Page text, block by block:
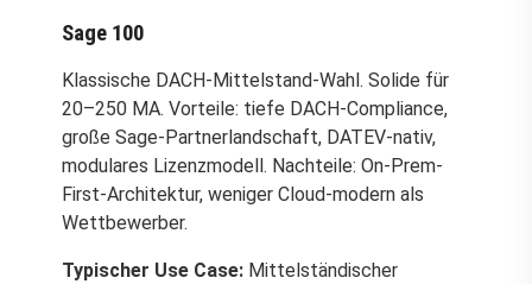
Sage 100
Klassische DACH-Mittelstand-Wahl. Solide für
20–250 MA. Vorteile: tiefe DACH-Compliance,
große Sage-Partnerlandschaft, DATEV-nativ,
modulares Lizenzmodell. Nachteile: On-Prem-
First-Architektur, weniger Cloud-modern als
Wettbewerber.
Typischer Use Case: Mittelständischer